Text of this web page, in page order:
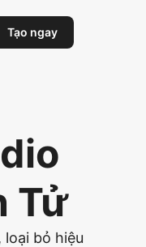
Tạo ngay
Tử
bỏ hiệu